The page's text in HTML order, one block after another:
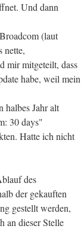
Und dann
(laut
nette,
mir mitgeteilt, dass
habe, weil mein
halbes Jahr alt
30 days"
Hatte ich nicht
des
der gekauften
gestellt werden,
an dieser Stelle